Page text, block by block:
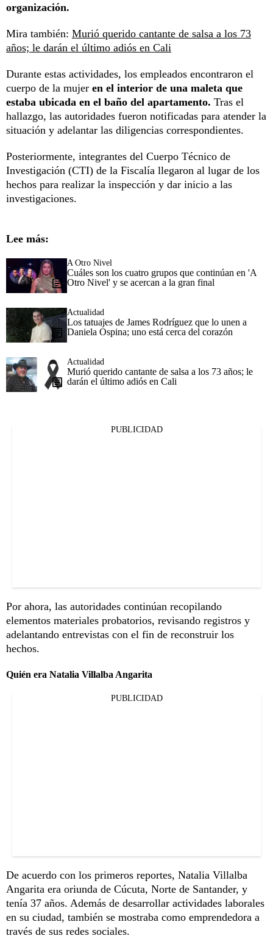
organización.
Mira también: Murió querido cantante de salsa a los 73
años; le darán el último adiós en Cali
Durante estas actividades, los empleados encontraron el
cuerpo de la mujer en el interior de una maleta que
estaba ubicada en el baño del apartamento. Tras el
hallazgo, las autoridades fueron notificadas para atender la
situación y adelantar las diligencias correspondientes.
Posteriormente, integrantes del Cuerpo Técnico de
Investigación (CTI) de la Fiscalía llegaron al lugar de los
hechos para realizar la inspección y dar inicio a las
investigaciones.
Lee más:
A Otro Nivel
Cuáles son los cuatro grupos que continúan en 'A
Otro Nivel' y se acercan a la gran final
Actualidad
Los tatuajes de James Rodríguez que lo unen a
Daniela Ospina; uno está cerca del corazón
Actualidad
Murió querido cantante de salsa a los 73 años; le
darán el último adiós en Cali
PUBLICIDAD
Por ahora, las autoridades continúan recopilando
elementos materiales probatorios, revisando registros y
adelantando entrevistas con el fin de reconstruir los
hechos.
Quién era Natalia Villalba Angarita
PUBLICIDAD
De acuerdo con los primeros reportes, Natalia Villalba
Angarita era oriunda de Cúcuta, Norte de Santander, y
tenía 37 años. Además de desarrollar actividades laborales
en su ciudad, también se mostraba como emprendedora a
través de sus redes sociales.